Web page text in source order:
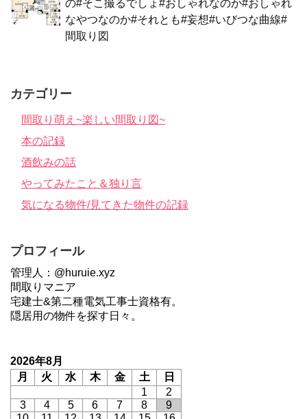
の#そこ撮るでしょ#おしゃれなのか#おしゃれ
なやつなのか#それとも#妄想#いびつな曲線#
間取り図
カテゴリー
間取り萌え~楽しい間取り図~
本の記録
酒飲みの話
やってみたこと＆独り言
気になる物件/見てきた物件の記録
プロフィール
管理人：@huruie.xyz
間取りマニア
宅建士&第二種電気工事士資格有。
隠居用の物件を探す日々。
2026年8月
月
火 水 木 金 土
日
1
2
3
4 5 6 7 8
9